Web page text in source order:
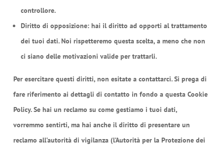
controllore.
Diritto di opposizione: hai il diritto ad opporti al trattamento
dei tuoi dati. Noi rispetteremo questa scelta, a meno che non
ci siano delle motivazioni valide per trattarli.
Per esercitare questi diritti, non esitate a contattarci. Si prega di
fare riferimento ai dettagli di contatto in fondo a questa Cookie
Policy. Se hai un reclamo su come gestiamo i tuoi dati,
vorremmo sentirti, ma hai anche il diritto di presentare un
reclamo all’autorità di vigilanza (l’Autorità per la Protezione dei